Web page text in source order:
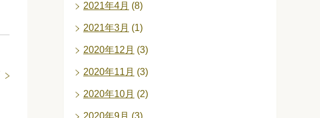
2021年4月 (8)
2021年3月 (1)
2020年12月 (3)
2020年11月 (3)
2020年10月 (2)